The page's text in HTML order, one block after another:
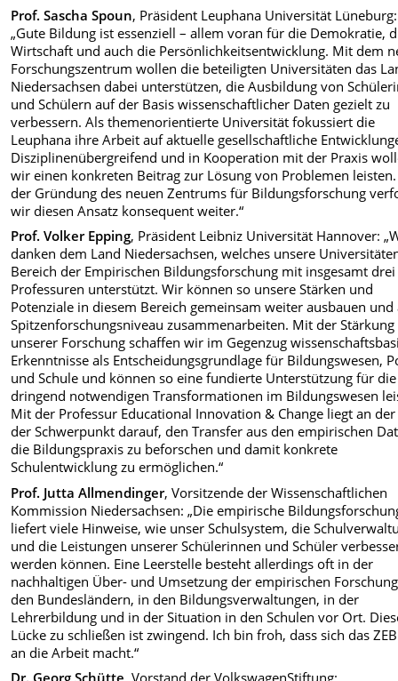
Prof. Sascha Spoun, Präsident Leuphana Universität Lüneburg:
„Gute Bildung ist essenziell – allem voran für die Demokratie,
Wirtschaft und auch die Persönlichkeitsentwicklung. Mit dem
Forschungszentrum wollen die beteiligten Universitäten das
Niedersachsen dabei unterstützen, die Ausbildung von
und Schülern auf der Basis wissenschaftlicher Daten gezielt zu
verbessern. Als themenorientierte Universität fokussiert die
Leuphana ihre Arbeit auf aktuelle gesellschaftliche
Disziplinenübergreifend und in Kooperation mit der Praxis
wir einen konkreten Beitrag zur Lösung von Problemen
der Gründung des neuen Zentrums für Bildungsforschung
wir diesen Ansatz konsequent weiter.“
Prof. Volker Epping, Präsident Leibniz Universität Hannover:
danken dem Land Niedersachsen, welches unsere
Bereich der Empirischen Bildungsforschung mit insgesamt drei
Professuren unterstützt. Wir können so unsere Stärken und
Potenziale in diesem Bereich gemeinsam weiter ausbauen und
Spitzenforschungsniveau zusammenarbeiten. Mit der Stärkung
unserer Forschung schaffen wir im Gegenzug
Erkenntnisse als Entscheidungsgrundlage für Bildungswesen,
und Schule und können so eine fundierte Unterstützung für die
dringend notwendigen Transformationen im Bildungswesen
Mit der Professur Educational Innovation & Change liegt an
der Schwerpunkt darauf, den Transfer aus den empirischen
die Bildungspraxis zu beforschen und damit konkrete
Schulentwicklung zu ermöglichen.“
Prof. Jutta Allmendinger, Vorsitzende der Wissenschaftlichen
Kommission Niedersachsen: „Die empirische
liefert viele Hinweise, wie unser Schulsystem, die
und die Leistungen unserer Schülerinnen und Schüler
werden können. Eine Leerstelle besteht allerdings oft in der
nachhaltigen Über- und Umsetzung der empirischen
den Bundesländern, in den Bildungsverwaltungen, in der
Lehrerbildung und in der Situation in den Schulen vor Ort.
Lücke zu schließen ist zwingend. Ich bin froh, dass sich das
an die Arbeit macht.“